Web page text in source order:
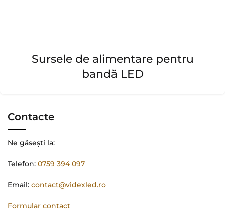
Sursele de alimentare pentru
bandă LED
Contacte
Ne găsești la:
Telefon: 0759 394 097
Email: contact@videxled.ro
Formular contact